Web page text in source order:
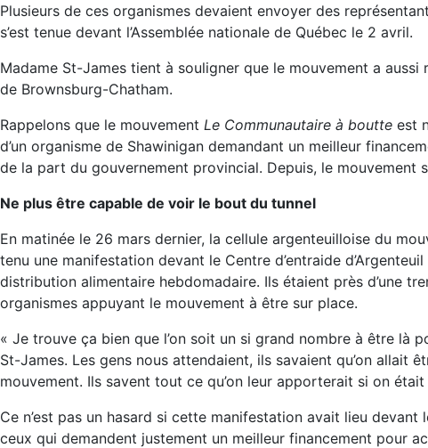
Plusieurs de ces organismes devaient envoyer des
s’est tenue devant l’Assemblée nationale de Québec le 2 avril.
Madame St-James tient à souligner que le mouvement a aussi
de Brownsburg-Chatham.
Rappelons que le mouvement Le Communautaire à boutte est
d’un organisme de Shawinigan demandant un meilleur
de la part du gouvernement provincial. Depuis, le mouvement
Ne plus être capable de voir le bout du tunnel
En matinée le 26 mars dernier, la cellule argenteuilloise du
tenu une manifestation devant le Centre d’entraide
distribution alimentaire hebdomadaire. Ils étaient près d’une
organismes appuyant le mouvement à être sur place.
« Je trouve ça bien que l’on soit un si grand nombre à être là
St-James. Les gens nous attendaient, ils savaient qu’on allait
mouvement. Ils savent tout ce qu’on leur apporterait si on
Ce n’est pas un hasard si cette manifestation avait lieu devant
ceux qui demandent justement un meilleur financement pour